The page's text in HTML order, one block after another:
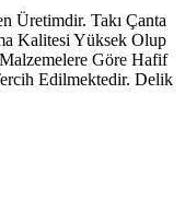
Üretimdir. Takı Çanta
Kalitesi Yüksek Olup
Göre Hafif
Edilmektedir. Delik